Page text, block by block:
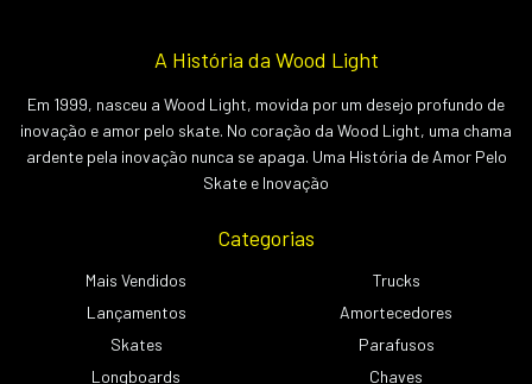
A História da Wood Light
Em 1999, nasceu a Wood Light, movida por um desejo profundo de
inovação e amor pelo skate. No coração da Wood Light, uma chama
ardente pela inovação nunca se apaga. Uma História de Amor Pelo
Skate e Inovação
Categorias
Mais Vendidos
Lançamentos
Skates
Longboards
Trucks
Amortecedores
Parafusos
Chaves